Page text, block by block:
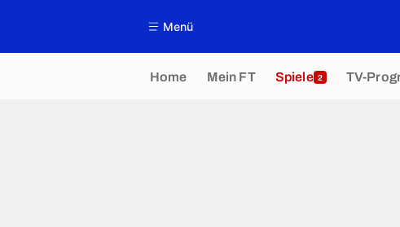
Menü
Home Mein FT Spiele 2 TV-